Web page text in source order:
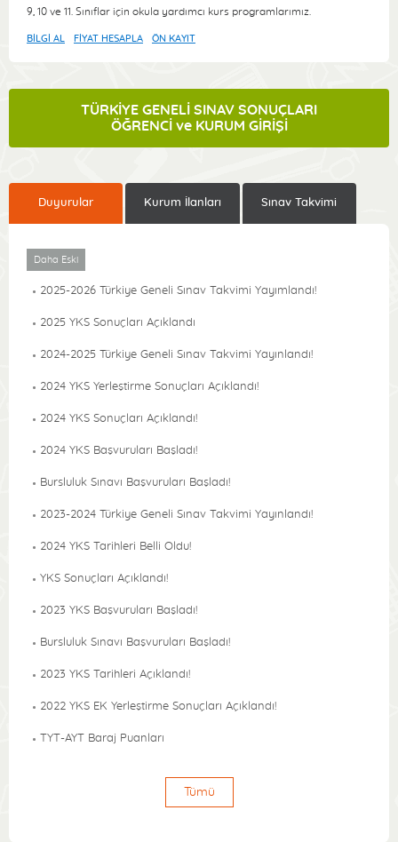
9, 10 ve 11. Sınıflar için okula yardımcı kurs programlarımız.
BILGI AL FIYAT HESAPLA ÖN KAYIT
TÜRKİYE GENELİ SINAV SONUÇLARI
ÖĞRENCİ ve KURUM GİRİŞİ
Duyurular Kurum İlanları Sınav Takvimi
Daha Eski
2025-2026 Türkiye Geneli Sınav Takvimi Yayımlandı!
2025 YKS Sonuçları Açıklandı
2024-2025 Türkiye Geneli Sınav Takvimi Yayınlandı!
2024 YKS Yerleştirme Sonuçları Açıklandı!
2024 YKS Sonuçları Açıklandı!
2024 YKS Başvuruları Başladı!
Bursluluk Sınavı Başvuruları Başladı!
2023-2024 Türkiye Geneli Sınav Takvimi Yayınlandı!
2024 YKS Tarihleri Belli Oldu!
YKS Sonuçları Açıklandı!
2023 YKS Başvuruları Başladı!
Bursluluk Sınavı Başvuruları Başladı!
2023 YKS Tarihleri Açıklandı!
2022 YKS EK Yerleştirme Sonuçları Açıklandı!
TYT-AYT Baraj Puanları
Tümü